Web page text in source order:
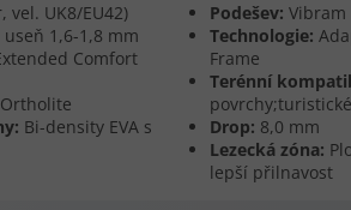
vel. UK8/EU42)
1,6-1,8 mm
Comfort
Bi-density EVA s
Podešev: Vibram
Technologie:
Frame
Terénní
Drop: 8,0 mm
Lezecká zóna:
lepší přilnavost